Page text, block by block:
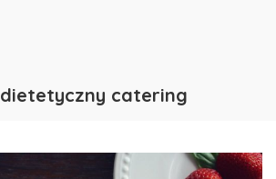
dietetyczny catering